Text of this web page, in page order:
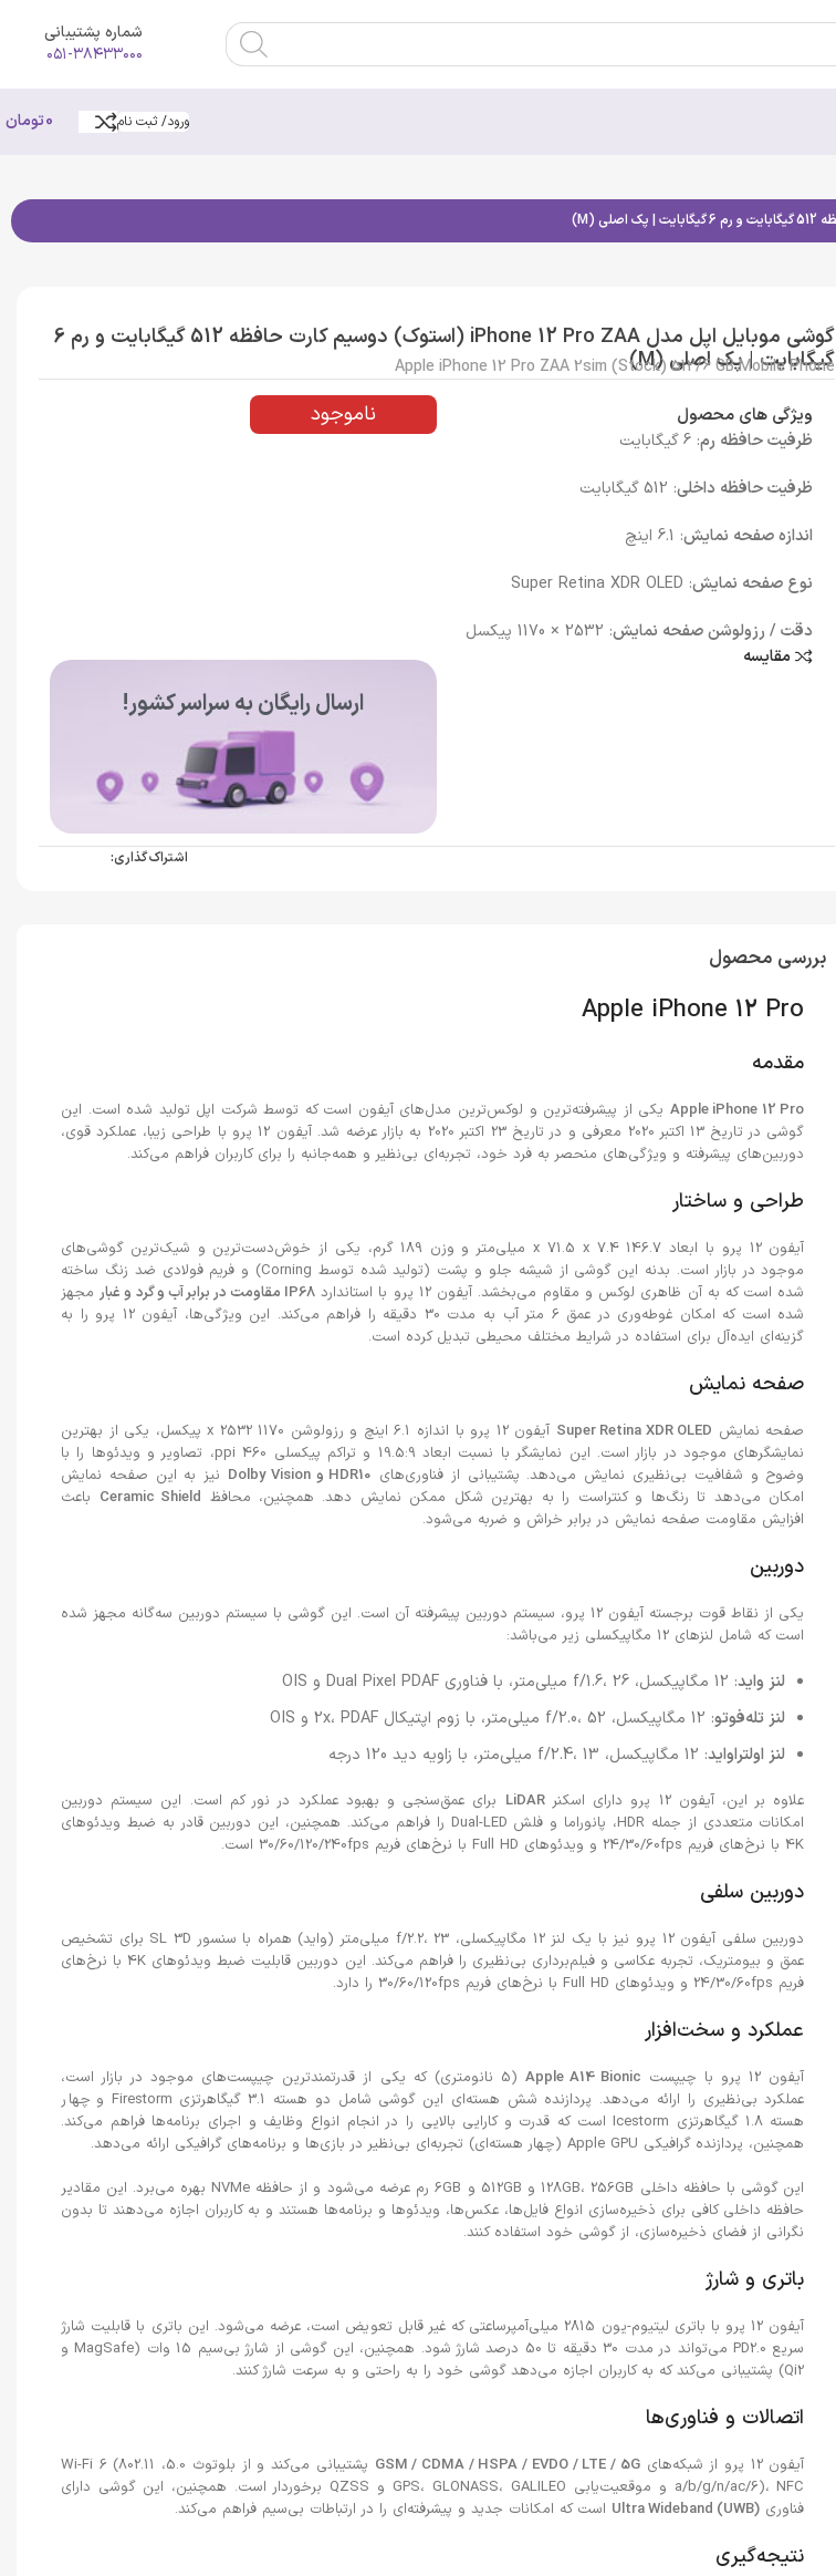
شماره پشتیبانی
۰۵۱-۳۸۴۳۳۰۰۰
ورود/ ثبت نام 0تومان
گوشی موبایل اپل مدل iPhone 12 Pro ZAA (استوک) دوسیم کارت حافظه 512 گیگابایت و رم 6
گیگابایت | پک اصلی (M)
Apple iPhone 12 Pro ZAA 2sim (Stock) 512/6 GB Mobile Phone
ویژگی های محصول
ظرفیت حافظه رم: 6 گیگابایت
ظرفیت حافظه داخلی: 512 گیگابایت
اندازه صفحه نمایش: 6.1 اینچ
نوع صفحه نمایش: Super Retina XDR OLED
دقت / رزولوشن صفحه نمایش: 2532 × 1170 پیکسل
مقایسه
ناموجود
ارسال رایگان به سراسر کشور!
اشتراک گذاری:
بررسی محصول
Apple iPhone 12 Pro
مقدمه
Apple iPhone 12 Pro یکی از پیشرفته‌ترین و لوکس‌ترین مدل‌های آیفون است که توسط شرکت اپل تولید شده است. این
گوشی در تاریخ 13 اکتبر 2020 معرفی و در تاریخ 23 اکتبر 2020 به بازار عرضه شد. آیفون 12 پرو با طراحی زیبا، عملکرد قوی،
دوربین‌های پیشرفته و ویژگی‌های منحصر به فرد خود، تجربه‌ای بی‌نظیر و همه‌جانبه را برای کاربران فراهم می‌کند.
طراحی و ساختار
آیفون 12 پرو با ابعاد 146.7 x 71.5 x 7.4 میلی‌متر و وزن 189 گرم، یکی از خوش‌دست‌ترین و شیک‌ترین گوشی‌های
موجود در بازار است. بدنه این گوشی از شیشه جلو و پشت (تولید شده توسط Corning) و فریم فولادی ضد زنگ ساخته
شده است که به آن ظاهری لوکس و مقاوم می‌بخشد. آیفون 12 پرو با استاندارد
IP68 مقاومت در برابر آب و گرد و غبار
مجهز
شده است که امکان غوطه‌وری در عمق 6 متر آب به مدت 30 دقیقه را فراهم می‌کند. این ویژگی‌ها، آیفون 12 پرو را به
گزینه‌ای ایده‌آل برای استفاده در شرایط مختلف محیطی تبدیل کرده است.
صفحه نمایش
صفحه نمایش Super Retina XDR OLED
آیفون 12 پرو با اندازه 6.1 اینچ و رزولوشن 1170 x 2532 پیکسل، یکی از بهترین
نمایشگرهای موجود در بازار است. این نمایشگر با نسبت ابعاد 19.5:9 و تراکم پیکسلی 460 ppi، تصاویر و ویدئوها را با
وضوح و شفافیت بی‌نظیری نمایش می‌دهد. پشتیبانی از فناوری‌های HDR10 و Dolby Vision
نیز به این صفحه نمایش
امکان می‌دهد تا رنگ‌ها و کنتراست را به بهترین شکل ممکن نمایش دهد. همچنین، محافظ Ceramic Shield باعث
افزایش مقاومت صفحه نمایش در برابر خراش و ضربه می‌شود.
دوربین
یکی از نقاط قوت برجسته آیفون 12 پرو، سیستم دوربین پیشرفته آن است. این گوشی با سیستم دوربین سه‌گانه مجهز شده
است که شامل لنزهای 12 مگاپیکسلی زیر می‌باشد:
لنز واید: 12 مگاپیکسل، f/1.6، 26 میلی‌متر، با فناوری Dual Pixel PDAF و OIS
لنز تله‌فوتو: 12 مگاپیکسل، f/2.0، 52 میلی‌متر، با زوم اپتیکال 2x، PDAF و OIS
لنز اولتراواید: 12 مگاپیکسل، f/2.4، 13 میلی‌متر، با زاویه دید 120 درجه
علاوه بر این، آیفون 12 پرو دارای اسکنر LiDAR برای عمق‌سنجی و بهبود عملکرد در نور کم است. این سیستم دوربین
امکانات متعددی از جمله HDR، پانوراما و فلش Dual-LED را فراهم می‌کند. همچنین، این دوربین قادر به ضبط ویدئوهای
4K با نرخ‌های فریم 24/30/60fps و ویدئوهای Full HD با نرخ‌های فریم 30/60/120/240fps است.
دوربین سلفی
دوربین سلفی آیفون 12 پرو نیز با یک لنز 12 مگاپیکسلی، f/2.2، 23 میلی‌متر (واید) همراه با سنسور SL 3D برای تشخیص
عمق و بیومتریک، تجربه عکاسی و فیلم‌برداری بی‌نظیری را فراهم می‌کند. این دوربین قابلیت ضبط ویدئوهای 4K با نرخ‌های
فریم 24/30/60fps و ویدئوهای Full HD با نرخ‌های فریم 30/60/120fps را دارد.
عملکرد و سخت‌افزار
آیفون 12 پرو با چیپست Apple A14 Bionic
(5 نانومتری) که یکی از قدرتمندترین چیپست‌های موجود در بازار است،
عملکرد بی‌نظیری را ارائه می‌دهد. پردازنده شش هسته‌ای این گوشی شامل دو هسته 3.1 گیگاهرتزی Firestorm و چهار
هسته 1.8 گیگاهرتزی Icestorm است که قدرت و کارایی بالایی را در انجام انواع وظایف و اجرای برنامه‌ها فراهم می‌کند.
همچنین، پردازنده گرافیکی Apple GPU (چهار هسته‌ای) تجربه‌ای بی‌نظیر در بازی‌ها و برنامه‌های گرافیکی ارائه می‌دهد.
این گوشی با حافظه داخلی 128GB، 256GB و 512GB و 6GB رم عرضه می‌شود و از حافظه NVMe بهره می‌برد. این مقادیر
حافظه داخلی کافی برای ذخیره‌سازی انواع فایل‌ها، عکس‌ها، ویدئوها و برنامه‌ها هستند و به کاربران اجازه می‌دهند تا بدون
نگرانی از فضای ذخیره‌سازی، از گوشی خود استفاده کنند.
باتری و شارژ
آیفون 12 پرو با باتری لیتیوم-یون 2815 میلی‌آمپرساعتی که غیر قابل تعویض است، عرضه می‌شود. این باتری با قابلیت شارژ
سریع PD2.0 می‌تواند در مدت 30 دقیقه تا 50 درصد شارژ شود. همچنین، این گوشی از شارژ بی‌سیم 15 وات (MagSafe و
Qi2) پشتیبانی می‌کند که به کاربران اجازه می‌دهد گوشی خود را به راحتی و به سرعت شارژ کنند.
اتصالات و فناوری‌ها
آیفون 12 پرو از شبکه‌های GSM / CDMA / HSPA / EVDO / LTE / 5G
پشتیبانی می‌کند و از بلوتوث 5.0، Wi-Fi 6 (802.11
a/b/g/n/ac/6)، NFC و موقعیت‌یابی GPS، GLONASS، GALILEO و QZSS برخوردار است. همچنین، این گوشی دارای
فناوری Ultra Wideband (UWB) است که امکانات جدید و پیشرفته‌ای را در ارتباطات بی‌سیم فراهم می‌کند.
نتیجه‌گیری